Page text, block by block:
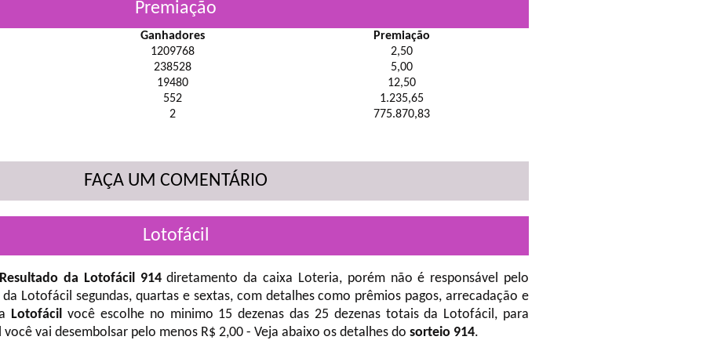
Premiação
Ganhadores
Premiação
1209768
2,50
238528
5,00
19480
12,50
552
1.235,65
2
775.870,83
FAÇA UM COMENTÁRIO
Lotofácil
Resultado da Lotofácil 914diretamento da caixa Loteria, porém não é responsável pelo
da Lotofácil segundas, quartas e sextas, com detalhes como prêmios pagos, arrecadação e
Lotofácil você escolhe no minimo 15 dezenas das 25 dezenas totais da Lotofácil, para
vai desembolsar pelo menos R$ 2,00 - Veja abaixo os detalhes do sorteio 914.